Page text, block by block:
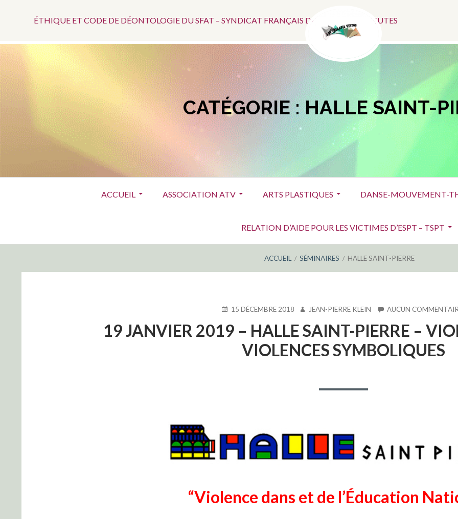
Top
ÉTHIQUE ET CODE DE DÉONTOLOGIE DU SFAT – SYNDICAT FRANÇAIS DES ART-THÉRAPEUTES
Social
CATÉGORIE :HALLE SAINT-
ACCUEIL ASSOCIATION ATV ARTS PLASTIQUES DANSE-MOUVEMENT-
RELATION D’AIDE POUR LES VICTIMES D’ESPT – TSPT
ACCUEIL SÉMINAIRES HALLE SAINT-PIERRE
PUBLIÉ15 DÉCEMBRE 2018 AUTEUR
JEAN-PIERRE KLEIN AUCUN
19 JANVIER 2019 – HALLE SAINT-PIERRE –
VIOLENCES SYMBOLIQUES
“Violence dans et de l’Éducation